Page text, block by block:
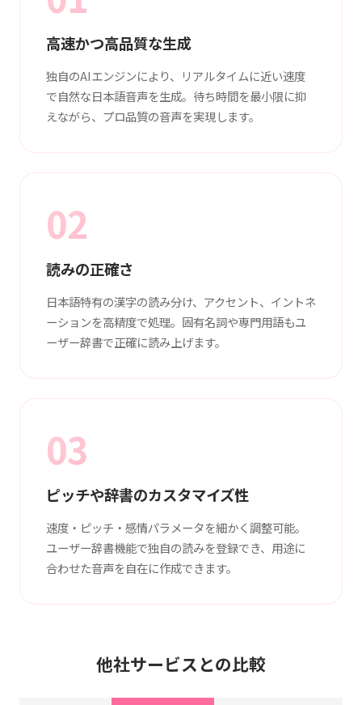
高速かつ高品質な生成
独自のAIエンジンにより、リアルタイムに近い速度
で自然な日本語音声を生成。待ち時間を最小限に抑
えながら、プロ品質の音声を実現します。
02
読みの正確さ
日本語特有の漢字の読み分け、アクセント、イントネ
ーションを高精度で処理。固有名詞や専門用語もユ
ーザー辞書で正確に読み上げます。
03
ピッチや辞書のカスタマイズ性
速度・ピッチ・感情パラメータを細かく調整可能。
ユーザー辞書機能で独自の読みを登録でき、用途に
合わせた音声を自在に作成できます。
他社サービスとの比較